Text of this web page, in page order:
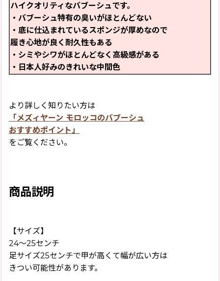
ハイクオリティなバブーシュです。
・バブーシュ特有の臭いがほとんどない
・底に仕込まれているスポンジが厚めなので
履き心地が良く耐久性もある
・シミやシワがほとんどなく高級感がある
・日本人好みのきれいな中間色
より詳しく知りたい方は
「メズィヤーン モロッコのバブーシュ
おすすめポイント」
をご覧ください。
商品説明
【サイズ】
24〜25センチ
足サイズ25センチで甲が高くて幅が広い方は
きつい可能性があります。